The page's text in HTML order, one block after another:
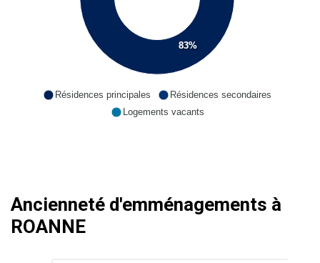
83%
Résidences principales
Résidences secondaires
Logements vacants
Ancienneté d'emménagements à
ROANNE